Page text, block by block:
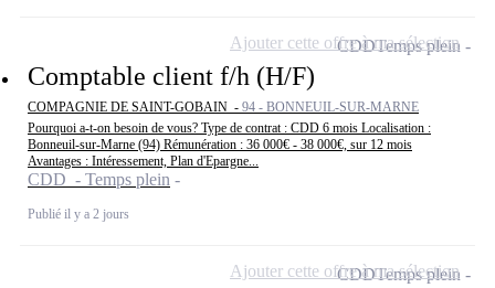
Comptable client f/h (H/F)
COMPAGNIE DE SAINT-GOBAIN - 94 - BONNEUIL-SUR-MARNE
Pourquoi a-t-on besoin de vous? Type de contrat : CDD 6 mois Localisation :
Bonneuil-sur-Marne (94) Rémunération : 36 000€ - 38 000€, sur 12 mois
Avantages : Intéressement, Plan d'Epargne...
CDD - Temps plein
Publié il y a 2 jours
CDDTemps plein
Ajouter cette offre à ma sélection
CDDTemps plein
Ajouter cette offre à ma sélection